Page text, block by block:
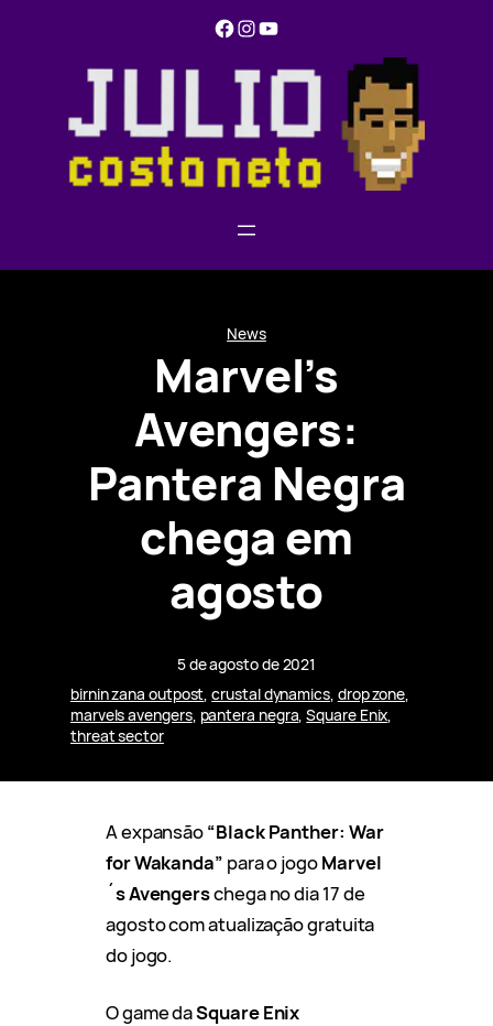
Facebook Instagram YouTube
News
Marvel’s
Avengers:
Pantera Negra
chega em
agosto
5 de agosto de 2021
birnin zana outpost, crustal dynamics, drop zone
marvels avengers, pantera negra, Square Enix
threat sector
A expansão“Black Panther: War
for Wakanda” para o jogoMarvel
´s Avengerschega no dia 17 de
agosto com atualização gratuita
do jogo.
O game daSquare Enix